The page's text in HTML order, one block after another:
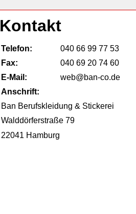
Kontakt
Telefon:
040 66 99 77 53
Fax:
040 69 20 74 60
E-Mail:
web@ban-co.de
Anschrift:
Ban Berufskleidung & Stickerei
Walddörferstraße 79
22041 Hamburg